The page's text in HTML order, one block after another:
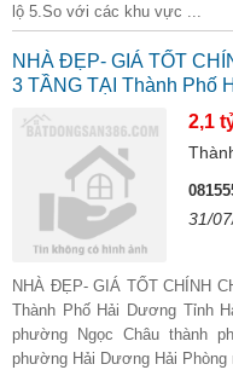
lộ 5.So với các khu vực ...
NHÀ ĐẸP- GIÁ TỐT
3 TẦNG TẠI Thành Phố
2,1
31/
NHÀ ĐẸP- GIÁ TỐT CHÍNH
Thành Phố Hải Dương Tỉnh
phường Ngọc Châu thành
phường Hải Dương Hải